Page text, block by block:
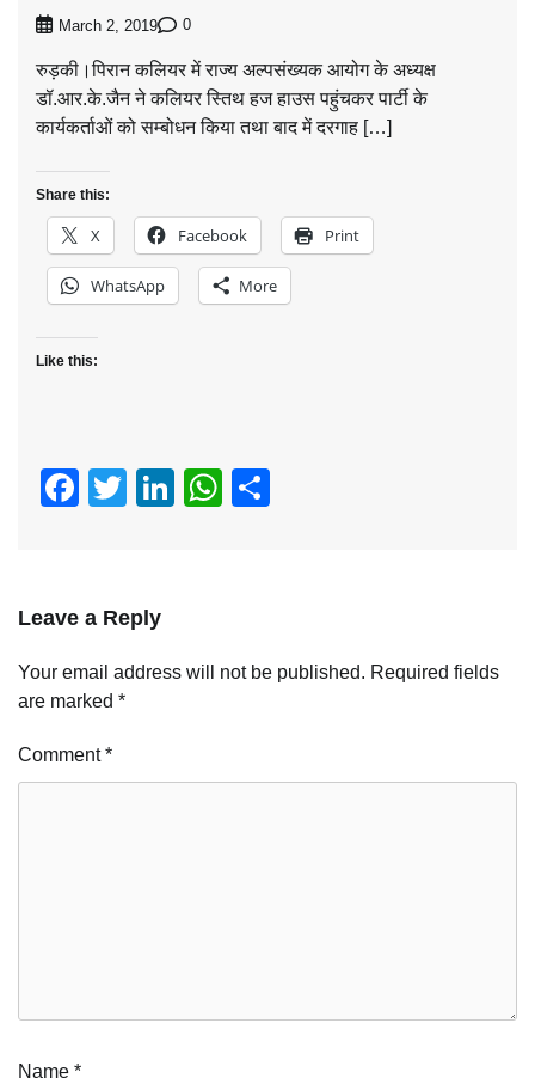
March 2, 2019 0
रुड़की।पिरान कलियर में राज्य अल्पसंख्यक आयोग के अध्यक्ष
डॉ.आर.के.जैन ने कलियर स्तिथ हज हाउस पहुंचकर पार्टी के
कार्यकर्ताओं को सम्बोधन किया तथा बाद में दरगाह […]
Share this:
X Facebook Print
WhatsApp More
Like this:
Facebook
TwitterLinkedIn
WhatsApp
Leave a Reply
Your email address will not be published. Required fields
are marked *
Comment*
Name *